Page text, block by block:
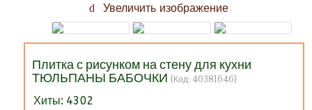
Увеличить изображение
Плитка с рисунком на стену для кухни
ТЮЛЬПАНЫ БАБОЧКИ (Код: 40381646)
Хиты: 4302